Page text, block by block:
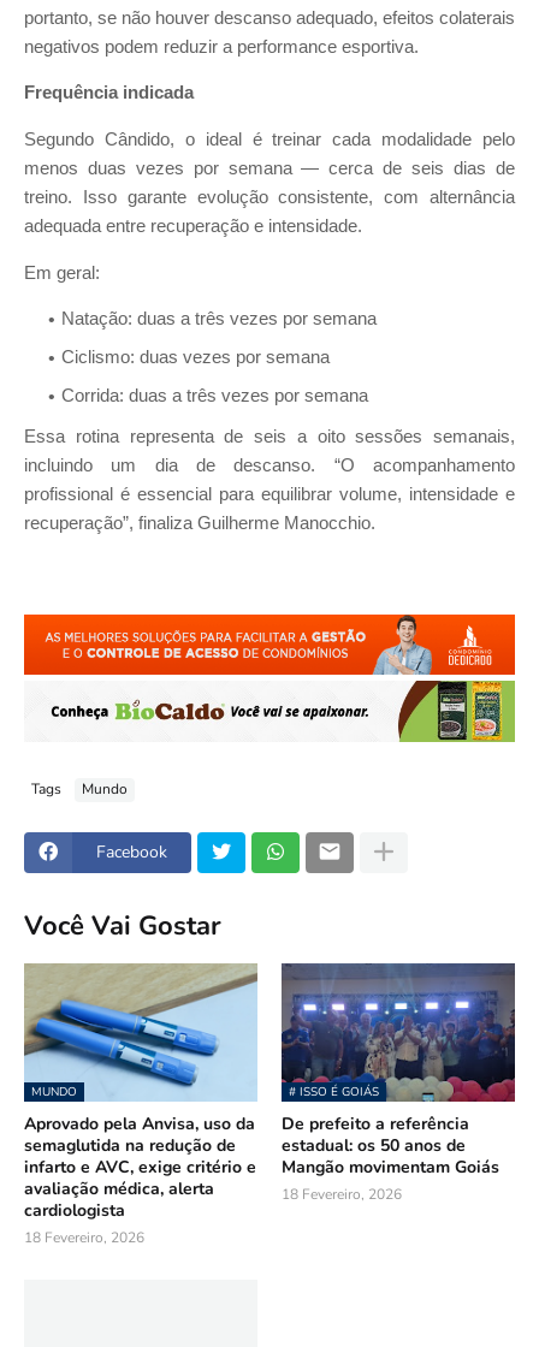
portanto, se não houver descanso adequado, efeitos colaterais
negativos podem reduzir a performance esportiva.
Frequência indicada
Segundo Cândido, o ideal é treinar cada modalidade pelo
menos duas vezes por semana — cerca de seis dias de
treino. Isso garante evolução consistente, com alternância
adequada entre recuperação e intensidade.
Em geral:
Natação: duas a três vezes por semana
Ciclismo: duas vezes por semana
Corrida: duas a três vezes por semana
Essa rotina representa de seis a oito sessões semanais,
incluindo um dia de descanso. “O acompanhamento
profissional é essencial para equilibrar volume, intensidade e
recuperação”, finaliza Guilherme Manocchio.
Tags Mundo
Facebook
Você Vai Gostar
MUNDO
Aprovado pela Anvisa, uso da
semaglutida na redução de
infarto e AVC, exige critério e
avaliação médica, alerta
cardiologista
18 Fevereiro, 2026
# ISSO É GOIÁS
De prefeito a referência
estadual: os 50 anos de
Mangão movimentam Goiás
18 Fevereiro, 2026